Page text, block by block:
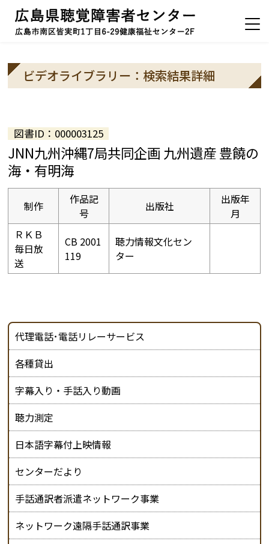
ビデオライブラリー：検索結果詳細
図書ID：000003125
JNN九州沖縄7局共同企画 九州遺産 豊饒の
海・有明海
制作
作品記
号
出版社
出版年
月
ＲＫＢ
毎日放
送
CB 2001
119
聴力情報文化セン
ター
代理電話･電話リレーサービス
各種貸出
字幕入り・手話入り動画
聴力測定
日本語字幕付上映情報
センターだより
手話通訳者派遣ネットワーク事業
ネットワーク遠隔手話通訳事業